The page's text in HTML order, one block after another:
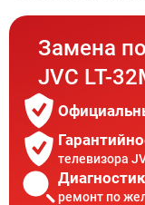
Замена
JVC LT-
телевизора
ремонт по